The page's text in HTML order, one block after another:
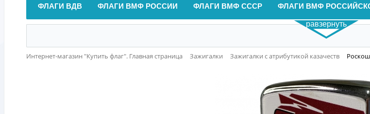
ФЛАГИ ВДВ ФЛАГИ ВМФ РОССИИ ФЛАГИ ВМФ СССР ФЛАГИ ВМФ
равзернуть
Интернет-магазин "Купить флаг". Главная страница Зажигалки Зажигалки с атрибутикой казачеств